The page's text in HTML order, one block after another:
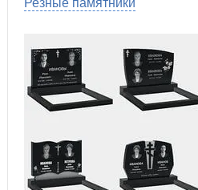
Резные памятники